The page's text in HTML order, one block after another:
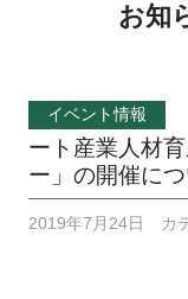
お知
イベント情報
ート産業人材
ー」の開催に
2019年7月24日 カ